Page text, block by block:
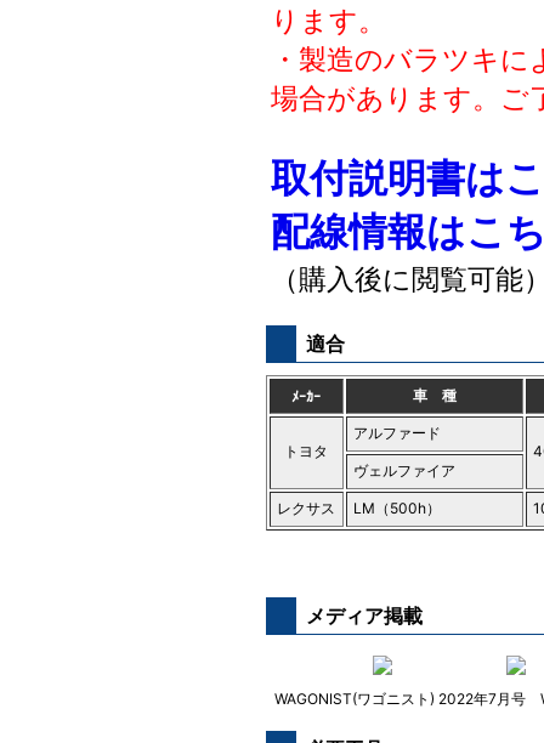
ります。
・製造のバラツキ
場合があります。ご
取付説明書は
配線情報はこ
（購入後に閲覧可能
適合
ﾒｰｶｰ 車 種
トヨタ
アルファード
ヴェルファイア
レクサス LM（500h）
メディア掲載
WAGONIST(ワゴニスト) 2022年7月号